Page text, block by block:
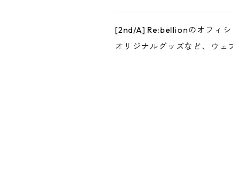
[2nd/A] Re:bellionのオフィシ
オリジナルグッズなど、ウェ